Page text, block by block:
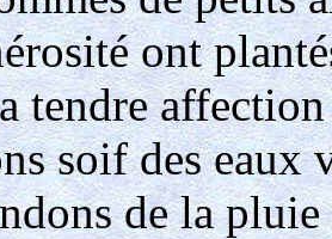
ont
tendre
soif des eaux
de la pluie